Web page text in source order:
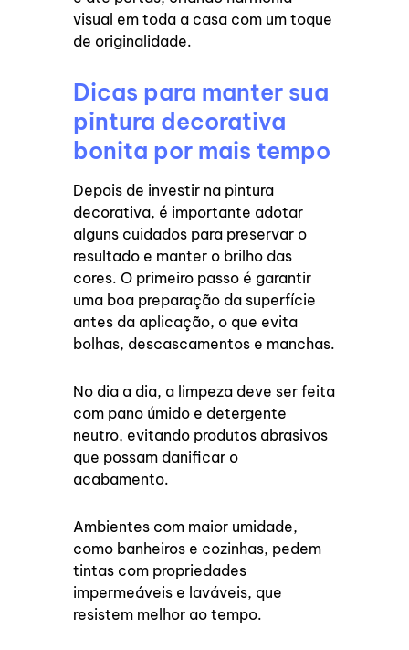
visual em toda a casa com um toque
de originalidade.
Dicas para manter sua
pintura decorativa
bonita por mais tempo
Depois de investir na pintura
decorativa, é importante adotar
alguns cuidados para preservar o
resultado e manter o brilho das
cores. O primeiro passo é garantir
uma boa preparação da superfície
antes da aplicação, o que evita
bolhas, descascamentos e manchas.
No dia a dia, a limpeza deve ser feita
com pano úmido e detergente
neutro, evitando produtos abrasivos
que possam danificar o
acabamento.
Ambientes com maior umidade,
como banheiros e cozinhas, pedem
tintas com propriedades
impermeáveis e laváveis, que
resistem melhor ao tempo.